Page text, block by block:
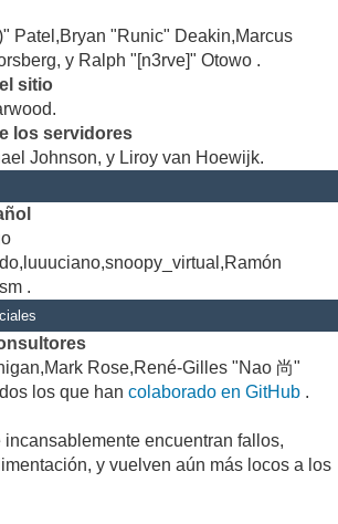
Patel,Bryan "Runic" Deakin,Marcus
y Ralph "[n3rve]" Otowo .
sitio
los servidores
Johnson, y Liroy van Hoewijk.
.
Rose,René-Gilles "Nao 尚"
los que han colaborado en GitHub .
encuentran fallos,
y vuelven aún más locos a los